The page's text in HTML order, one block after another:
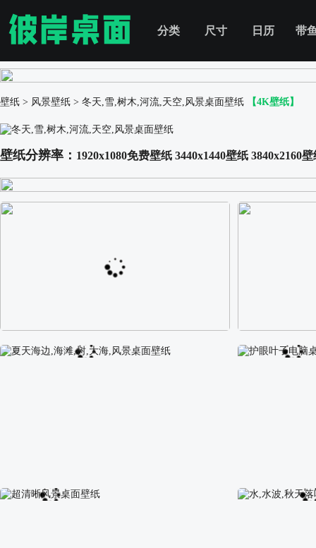
分类 尺寸 日历 带
壁纸 > 风景壁纸 > 冬天,雪,树木,河流,天空,风景桌面壁纸 【4K壁纸】
壁纸分辨率： 1920x1080免费壁纸 3440x1440壁纸 3840x2160壁
阿尔卑斯山区自然风景壁纸 校园长发可爱
夏天海边,海滩,树,大海,风景桌面壁纸 护眼叶子电脑